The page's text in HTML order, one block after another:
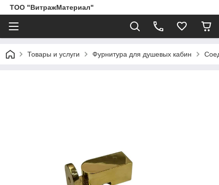
ТОО "ВитражМатериал"
Товары и услуги Фурнитура для душевых кабин